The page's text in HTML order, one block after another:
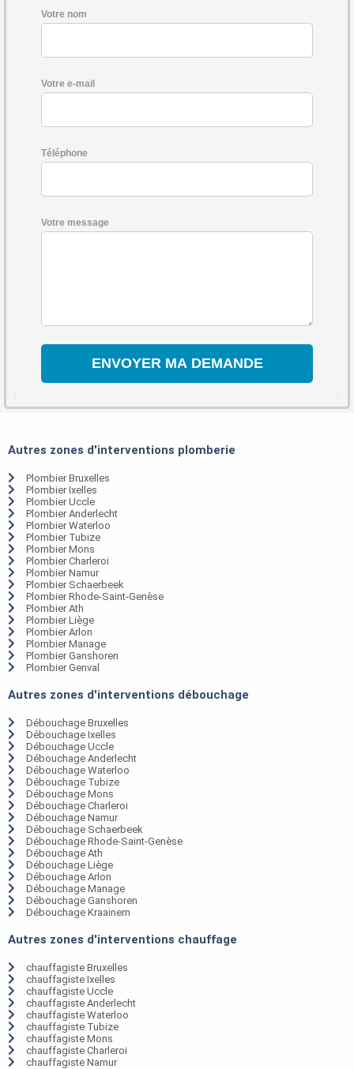
Votre nom
Votre e-mail
Téléphone
Votre message
Autres zones d'interventions plomberie
Plombier Bruxelles
Plombier Ixelles
Plombier Uccle
Plombier Anderlecht
Plombier Waterloo
Plombier Tubize
Plombier Mons
Plombier Charleroi
Plombier Namur
Plombier Schaerbeek
Plombier Rhode-Saint-Genèse
Plombier Ath
Plombier Liège
Plombier Arlon
Plombier Manage
Plombier Ganshoren
Plombier Genval
Autres zones d'interventions débouchage
Débouchage Bruxelles
Débouchage Ixelles
Débouchage Uccle
Débouchage Anderlecht
Débouchage Waterloo
Débouchage Tubize
Débouchage Mons
Débouchage Charleroi
Débouchage Namur
Débouchage Schaerbeek
Débouchage Rhode-Saint-Genèse
Débouchage Ath
Débouchage Liège
Débouchage Arlon
Débouchage Manage
Débouchage Ganshoren
Débouchage Kraainem
Autres zones d'interventions chauffage
chauffagiste Bruxelles
chauffagiste Ixelles
chauffagiste Uccle
chauffagiste Anderlecht
chauffagiste Waterloo
chauffagiste Tubize
chauffagiste Mons
chauffagiste Charleroi
chauffagiste Namur